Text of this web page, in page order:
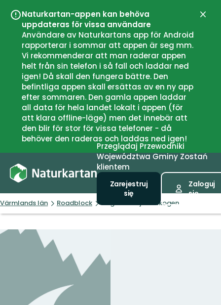
Naturkartan-appen kan behöva
uppdateras för vissa användare
Användare av Naturkartans app för Android
rapporterar i sommar att appen är seg mm.
Vi rekommenderar att man raderar appen
helt från sin telefon i så fall och laddar ned
igen! Då skall den fungera bättre. Den
befintliga appen skall ersättas av en ny app
efter sommaren. Den gamla appen laddar
all data för hela landet lokalt i appen (för
att klara offline-läge) men det innebär att
den blir för stor för vissa telefoner - då
behöver den raderas och laddas ned igen!
Przeglądaj Przewodniki
Województwa Gminy Zostań
klientem
Zarejestruj
się
Zaloguj
się
Värmlands län Roadblock Vägbom Titjärnsskogen